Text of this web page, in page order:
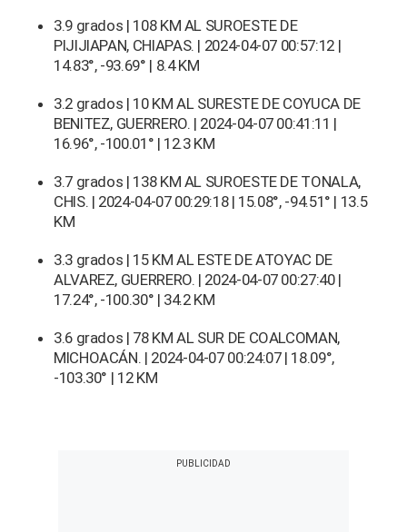
3.9 grados | 108 KM AL SUROESTE DE
PIJIJIAPAN, CHIAPAS. | 2024-04-07 00:57:12 |
14.83°, -93.69° | 8.4 KM
3.2 grados | 10 KM AL SURESTE DE COYUCA DE
BENITEZ, GUERRERO. | 2024-04-07 00:41:11 |
16.96°, -100.01° | 12.3 KM
3.7 grados | 138 KM AL SUROESTE DE TONALA,
CHIS. | 2024-04-07 00:29:18 | 15.08°, -94.51° | 13.5
KM
3.3 grados | 15 KM AL ESTE DE ATOYAC DE
ALVAREZ, GUERRERO. | 2024-04-07 00:27:40 |
17.24°, -100.30° | 34.2 KM
3.6 grados | 78 KM AL SUR DE COALCOMAN,
MICHOACÁN. | 2024-04-07 00:24:07 | 18.09°,
-103.30° | 12 KM